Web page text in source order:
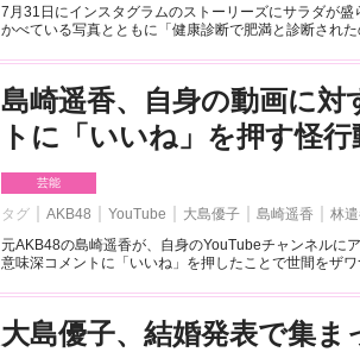
7月31日にインスタグラムのストーリーズにサラダが
かべている写真とともに「健康診断で肥満と診断され
島崎遥香、自身の動画に対
トに「いいね」を押す怪行
芸能
タグ AKB48 YouTube 大島優子 島崎遥香 林
元AKB48の島崎遥香が、自身のYouTubeチャンネルに
意味深コメントに「いいね」を押したことで世間をザワ
大島優子、結婚発表で集ま